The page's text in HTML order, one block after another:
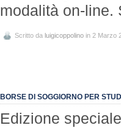
modalità on-line.
Scritto da luigicoppolino in 2 Marzo
BORSE DI SOGGIORNO PER
Edizione